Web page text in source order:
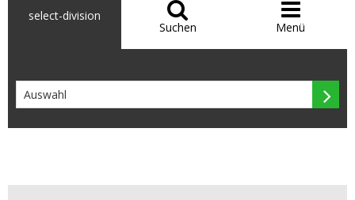
select-division 
Suchen

Menü
